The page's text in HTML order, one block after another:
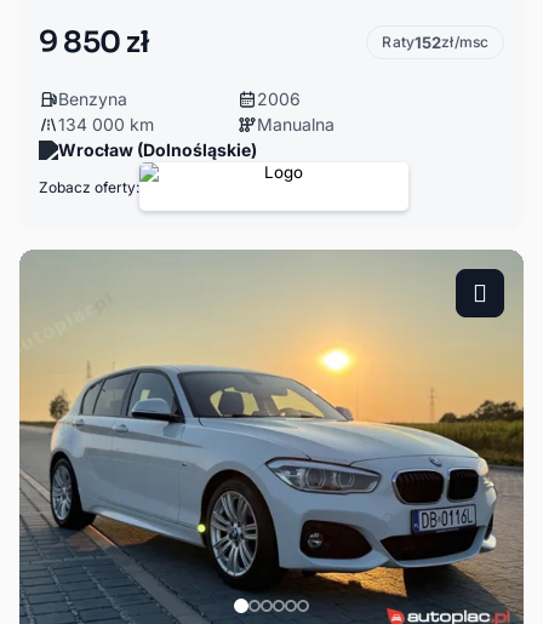
9 850 zł Raty152zł/msc
Benzyna
2006
134 000 km
Manualna
Wrocław (Dolnośląskie)
Zobacz oferty: